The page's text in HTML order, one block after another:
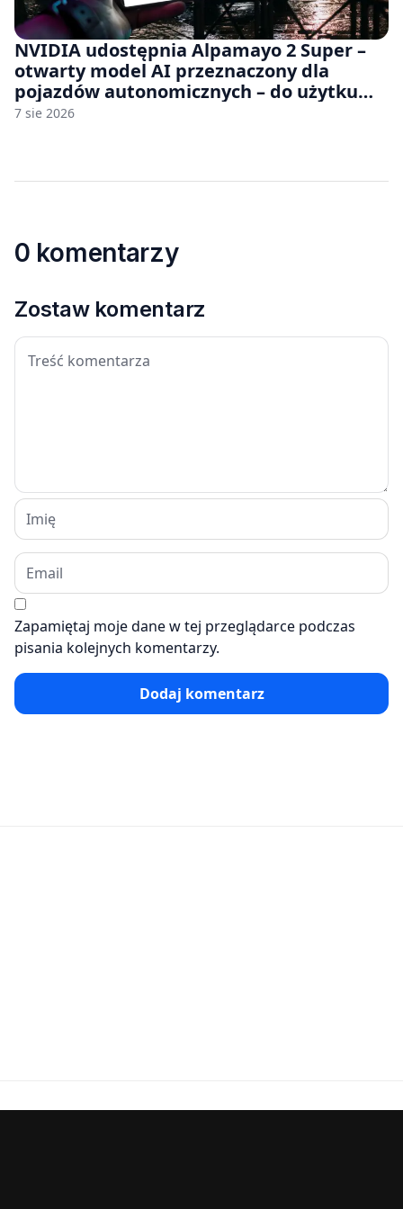
NVIDIA udostępnia Alpamayo 2 Super –
otwarty model AI przeznaczony dla
pojazdów autonomicznych – do użytku
komercyjnego
7 sie 2026
0 komentarzy
Zostaw komentarz
Zapamiętaj moje dane w tej przeglądarce podczas
pisania kolejnych komentarzy.
Dodaj komentarz